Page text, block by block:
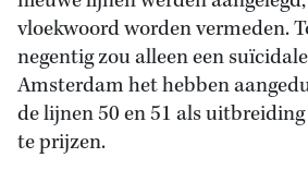
vloekwoord worden vermeden.
negentig zou alleen een
Amsterdam het hebben
de lijnen 50 en 51 als
te prijzen.